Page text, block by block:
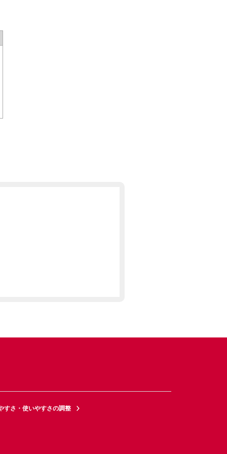
すさ・使いやすさの調整